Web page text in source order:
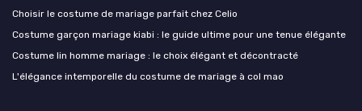
Choisir le costume de mariage parfait chez Celio
Costume garçon mariage kiabi : le guide ultime pour une tenue élégante
Costume lin homme mariage : le choix élégant et décontracté
L'élégance intemporelle du costume de mariage à col mao